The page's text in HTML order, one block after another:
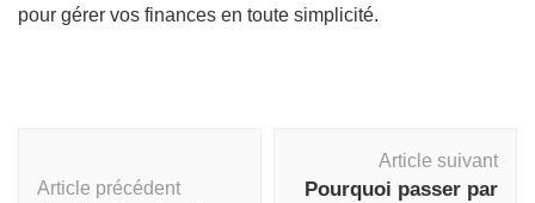
pour gérer vos finances en toute simplicité.
d'article
Article précédent
Article suivant
Pourquoi passer par